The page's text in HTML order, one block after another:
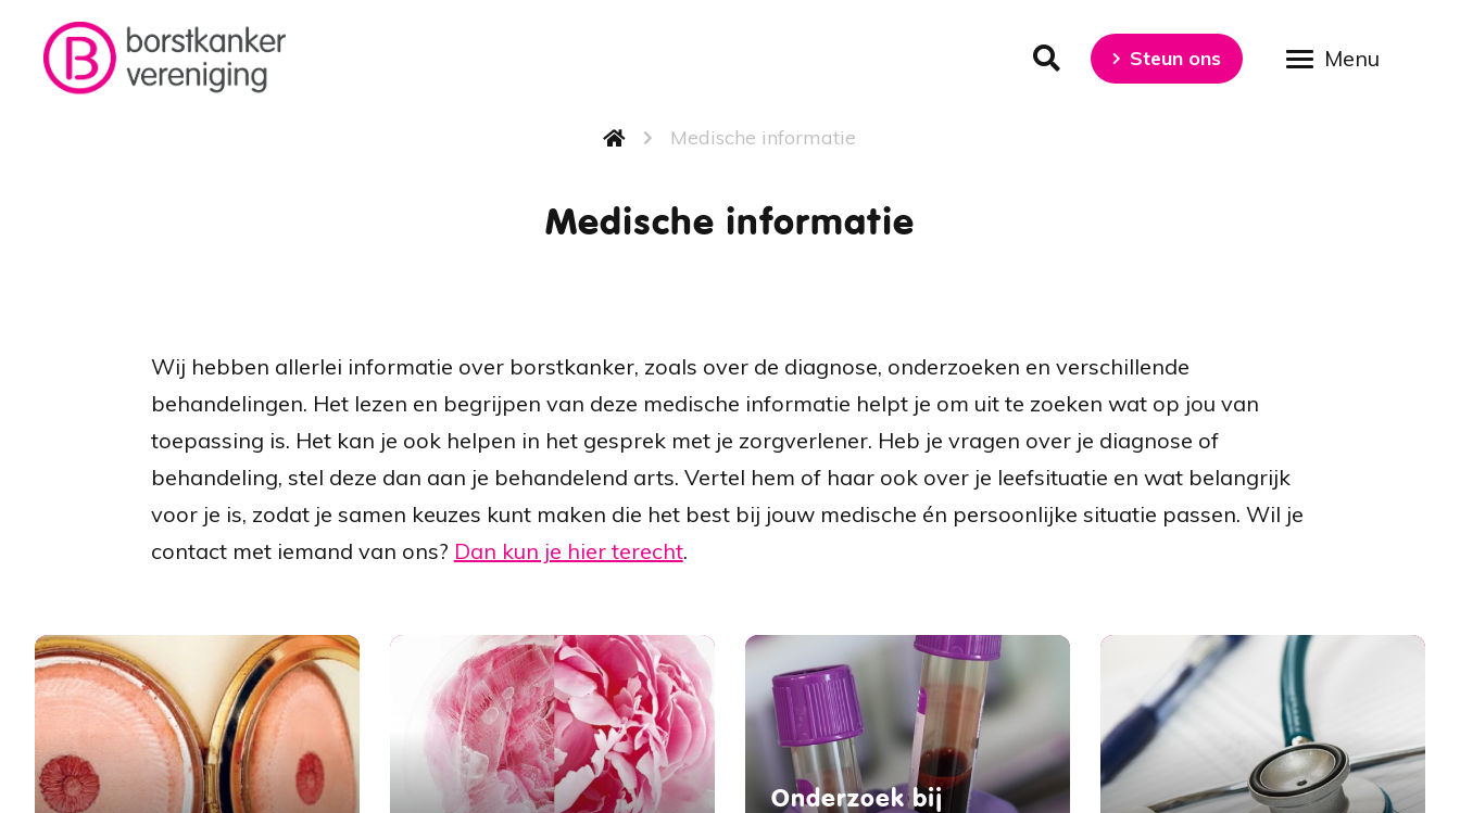
Overslaan en naar de inhoud gaan
Steun ons
Medische informatie
Medische informatie
Wij hebben allerlei informatie over borstkanker, zoals over de diagnose, onderzoeken en verschillende
behandelingen. Het lezen en begrijpen van deze medische informatie helpt je om uit te zoeken wat op jou van
toepassing is. Het kan je ook helpen in het gesprek met je zorgverlener. Heb je vragen over je diagnose of
behandeling, stel deze dan aan je behandelend arts. Vertel hem of haar ook over je leefsituatie en wat belangrijk
voor je is, zodat je samen keuzes kunt maken die het best bij jouw medische én persoonlijke situatie passen. Wil je
contact met iemand van ons? Dan kun je hier terecht.
Onderzoek bij